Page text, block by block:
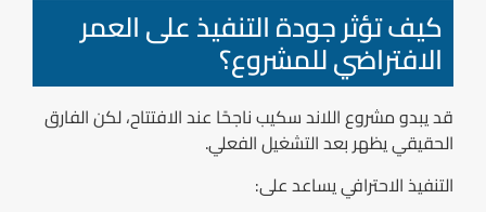
كيف تؤثر جودة التنفيذ على العمر
الافتراضي للمشروع؟
قد يبدو مشروع اللاند سكيب ناجحًا عند الافتتاح، لكن الفارق
الحقيقي يظهر بعد التشغيل الفعلي.
التنفيذ الاحترافي يساعد على: